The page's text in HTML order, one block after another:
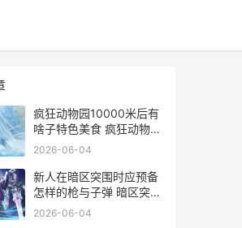
疯狂动物园10000米后有
啥子特色美食 疯狂动物园
100集视频
2026-06-04
新人在暗区突围时应预备
怎样的枪与子弹 暗区突围
首测
2026-06-04